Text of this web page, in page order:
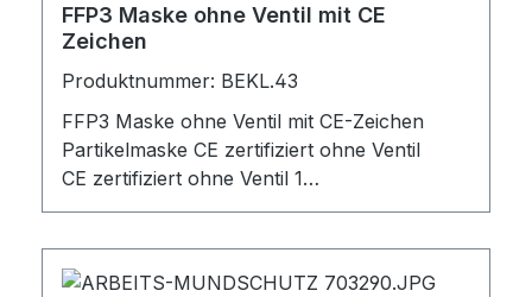
FFP3 Maske ohne Ventil mit CE
Zeichen
Produktnummer: BEKL.43
FFP3 Maske ohne Ventil mit CE-Zeichen
Partikelmaske CE zertifiziert ohne Ventil
CE zertifiziert ohne Ventil 1
Verpackungseinheit: 20 Stück